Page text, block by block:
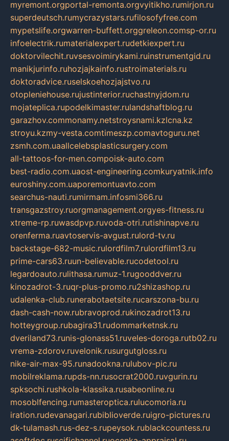
myremont.orgportal-remonta.orgvyitikho.rumirjon.ru
superdeutsch.rumycrazystars.rufilosofyfree.com
mypetslife.orgwarren-buffett.orggreleon.comsp-or.ru
infoelectrik.rumaterialexpert.rudetkiexpert.ru
doktorvilechit.ruvsesvoimirykami.ruinstrumentgid.ru
manikjurinfo.ruhozjajkainfo.rustroimaterials.ru
doktoradvice.ruselskoehozjajstvo.ru
otopleniehouse.rujustinterior.ruchastnyjdom.ru
mojateplica.rupodelkimaster.rulandshaftblog.ru
garazhov.commonamy.netstroysnami.kzlcna.kz
stroyu.kzmy-vesta.comtimeszp.comavtoguru.net
zsmh.com.uaallcelebsplasticsurgery.com
all-tattoos-for-men.compoisk-auto.com
best-radio.com.uaost-engineering.comkuryatnik.info
euroshiny.com.uaporemontuavto.com
searchus-nauti.rumirmam.infosmi366.ru
transgazstroy.ruorgmanagement.orgyes-fitness.ru
xtreme-rp.ruwasdpvp.ruvoda-otri.rutishinapve.ru
orenferma.ruavtoservis-avgust.rulord-tv.ru
backstage-682-music.rulordfilm7.rulordfilm13.ru
prime-cars63.ruun-believable.rucodetool.ru
legardoauto.rulithasa.rumuz-1.rugooddver.ru
kinozadrot-3.ruqr-plus-promo.ru2shizashop.ru
udalenka-club.runerabotaetsite.rucarszona-bu.ru
dash-cash-now.rubravoprod.rukinozadrot13.ru
hotteygroup.rubagira31.rudommarketnsk.ru
dveriland73.runis-glonass51.ruveles-doroga.rutb02.ru
vrema-zdorov.ruvelonik.rusurgutgloss.ru
nike-air-max-95.runadookna.rulubov-pic.ru
mobilreklama.rupds-nn.rusocrat2000.ruvgurin.ru
spksochi.rushkola-klassika.rusabeonline.ru
mosoblfencing.rumasteroptica.rulucomoria.ru
iration.rudevanagari.rubiblioverde.ruigro-pictures.ru
dk-tulamash.rus-dez-s.rupeysok.rublackcountess.ru